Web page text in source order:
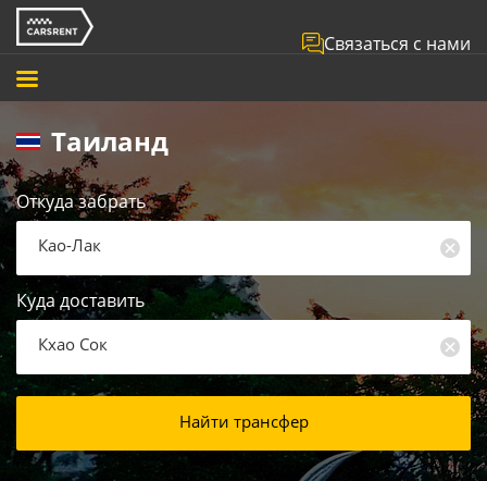
Связаться с нами
Таиланд
Откуда забрать
Као-Лак
Куда доставить
Кхао Сок
Найти трансфер